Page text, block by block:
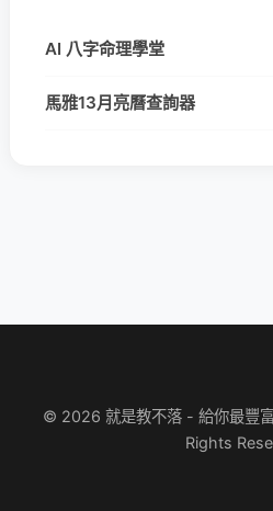
AI 八字命理學堂
馬雅13月亮曆查詢器
© 2026 就是教不落 - 給你最豐
Rights